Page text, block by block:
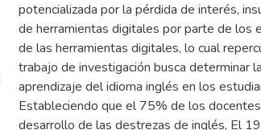
potencializada por la pérdida de interés,
de herramientas digitales por parte de los
de las herramientas digitales, lo cual
trabajo de investigación busca determinar
aprendizaje del idioma inglés en los
Estableciendo que el 75% de los
desarrollo de las destrezas de inglés, El